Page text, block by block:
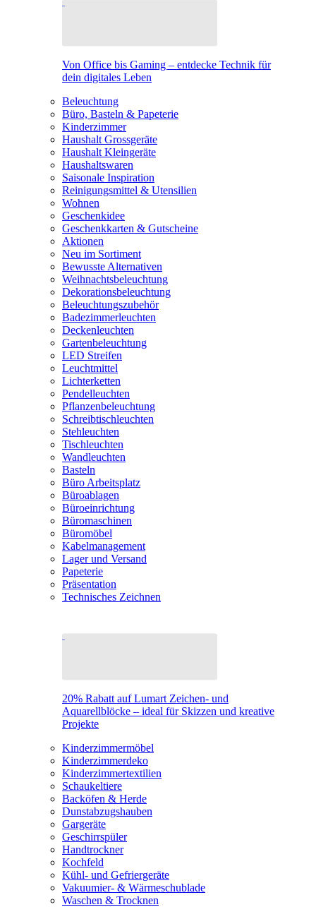
Von Office bis Gaming – entdecke Technik für
dein digitales Leben
Beleuchtung
Büro, Basteln & Papeterie
Kinderzimmer
Haushalt Grossgeräte
Haushalt Kleingeräte
Haushaltswaren
Saisonale Inspiration
Reinigungsmittel & Utensilien
Wohnen
Geschenkidee
Geschenkkarten & Gutscheine
Aktionen
Neu im Sortiment
Bewusste Alternativen
Weihnachtsbeleuchtung
Dekorationsbeleuchtung
Beleuchtungszubehör
Badezimmerleuchten
Deckenleuchten
Gartenbeleuchtung
LED Streifen
Leuchtmittel
Lichterketten
Pendelleuchten
Pflanzenbeleuchtung
Schreibtischleuchten
Stehleuchten
Tischleuchten
Wandleuchten
Basteln
Büro Arbeitsplatz
Büroablagen
Büroeinrichtung
Büromaschinen
Büromöbel
Kabelmanagement
Lager und Versand
Papeterie
Präsentation
Technisches Zeichnen
20% Rabatt auf Lumart Zeichen- und
Aquarellblöcke – ideal für Skizzen und kreative
Projekte
Kinderzimmermöbel
Kinderzimmerdeko
Kinderzimmertextilien
Schaukeltiere
Backöfen & Herde
Dunstabzugshauben
Gargeräte
Geschirrspüler
Handtrockner
Kochfeld
Kühl- und Gefriergeräte
Vakuumier- & Wärmeschublade
Waschen & Trocknen